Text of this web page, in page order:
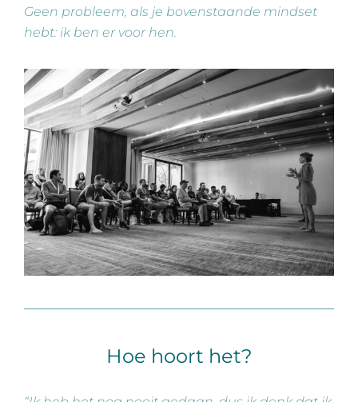
Geen probleem, als je bovenstaande mindset
hebt: ik ben er voor hen.
Hoe hoort het?